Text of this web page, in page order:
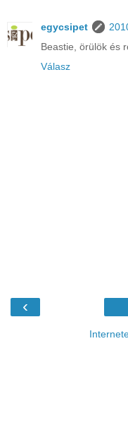
egycsipet
Beastie, örülök és
Válasz
‹